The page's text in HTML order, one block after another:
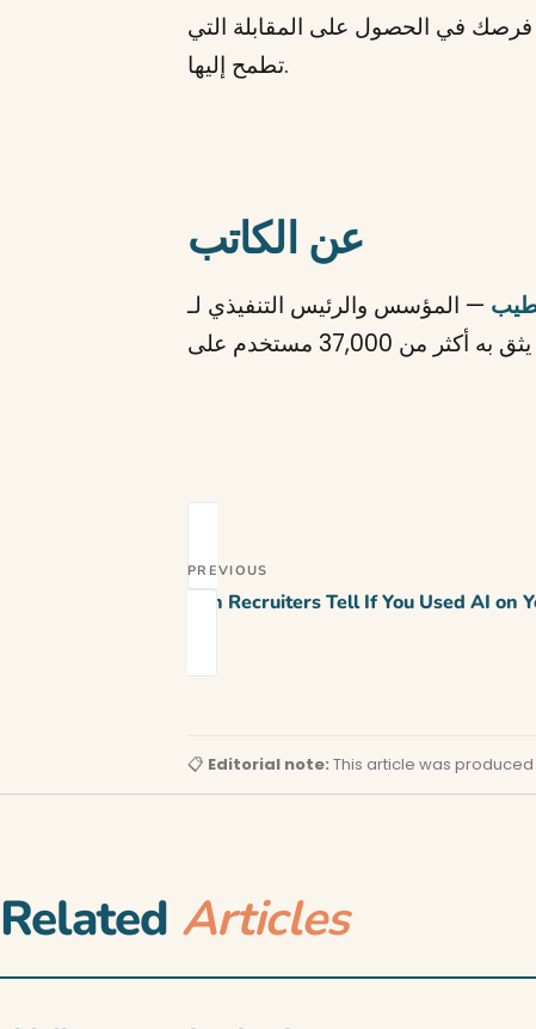
في الحصول على المقابلة التي
تطمح إليها.
عن الكاتب
— المؤسس والرئيس التنفيذي لـ StylingCV. بخبرة تزيد عن 15 عاماً في التوظيف وإدارة المواهب، قام بمراجعة أكثر من
PREVIOUS
Can Recruiters Tell If You Used AI on
📋 Editorial note: This article was
Related Articles